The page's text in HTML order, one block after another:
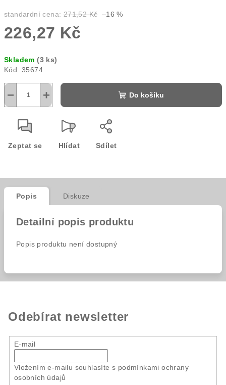
standardní cena: 271,52 Kč –16 %
226,27 Kč
cena:
Skladem(3 ks)
Kód: 35674
+
− Do košíku
Zeptat se Hlídat Sdílet
Popis Diskuze
Detailní popis produktu
Popis produktu není dostupný
Odebírat newsletter
E-mail
Vložením e-mailu souhlasíte s podmínkami ochrany
osobních údajů